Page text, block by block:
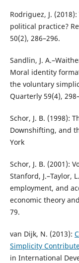
Rodriguez, J.
political practice?
50(2), 286–296.
Sandlin, J.
Moral identity
the voluntary
Quarterly 59(4),
Schor, J. B. (1998):
Downshifting, and
York
Schor, J. B. (2001):
Stanford, J.–Taylor,
employment, and
economic theory
79.
van Dijk, N. (2013):
Simplicity
in International